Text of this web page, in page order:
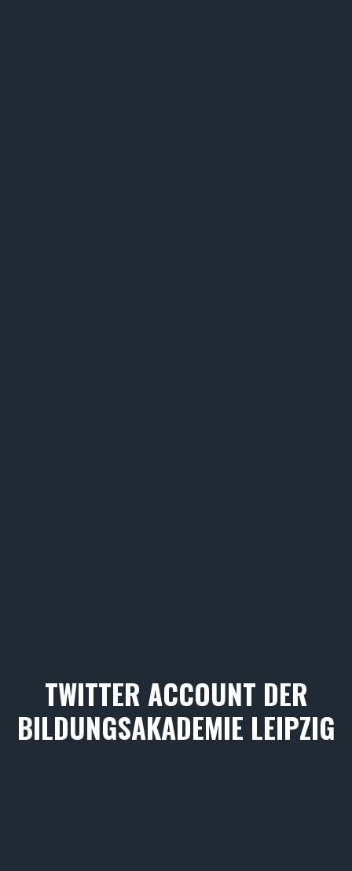
TWITTER ACCOUNT DER
BILDUNGSAKADEMIE LEIPZIG